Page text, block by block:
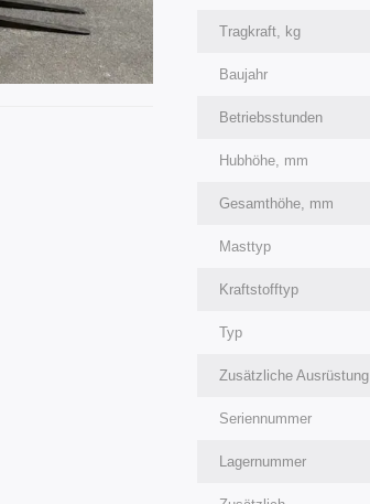
Tragkraft, kg
Baujahr
Betriebsstunden
Hubhöhe, mm
Gesamthöhe, mm
Masttyp
Kraftstofftyp
Typ
Zusätzliche Ausrüstung
Seriennummer
Lagernummer